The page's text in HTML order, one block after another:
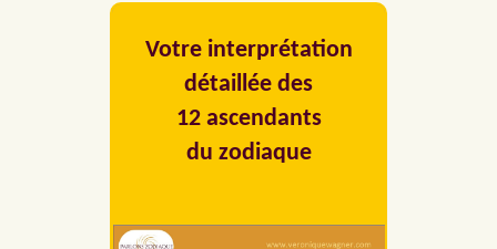
Votre interprétation
détaillée des
12 ascendants
du zodiaque